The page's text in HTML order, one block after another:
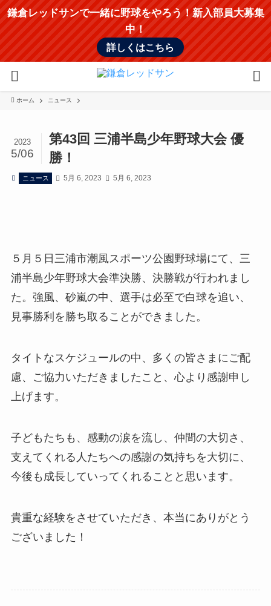
鎌倉レッドサンで一緒に野球をやろう！新入部員大募集
中！
詳しくはこちら
ホーム ニュース
第43回 三浦半島少年野球大会 優
勝！
2023
5/06
ニュース 5月 6, 2023 5月 6, 2023
５月５日三浦市潮風スポーツ公園野球場にて、三
浦半島少年野球大会準決勝、決勝戦が行われまし
た。強風、砂嵐の中、選手は必至で白球を追い、
見事勝利を勝ち取ることができました。
タイトなスケジュールの中、多くの皆さまにご配
慮、ご協力いただきましたこと、心より感謝申し
上げます。
子どもたちも、感動の涙を流し、仲間の大切さ、
支えてくれる人たちへの感謝の気持ちを大切に、
今後も成長していってくれることと思います。
貴重な経験をさせていただき、本当にありがとう
ございました！